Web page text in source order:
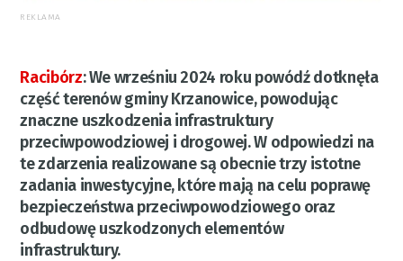
REKLAMA
Racibórz:We wrześniu 2024 roku powódź dotknęła
część terenów gminy Krzanowice, powodując
znaczne uszkodzenia infrastruktury
przeciwpowodziowej i drogowej. W odpowiedzi na
te zdarzenia realizowane są obecnie trzy istotne
zadania inwestycyjne, które mają na celu poprawę
bezpieczeństwa przeciwpowodziowego oraz
odbudowę uszkodzonych elementów
infrastruktury.